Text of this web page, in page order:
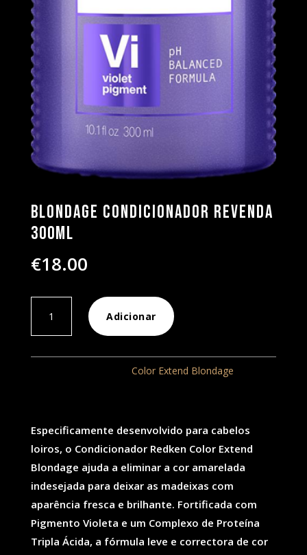
Blondage Condicionador Revenda
300ml
€18.00
Condicionador
Adicionar
Color Extend Blondage
Especificamente desenvolvido para cabelos
loiros, o Condicionador Redken Color Extend
Blondage ajuda a eliminar a cor amarelada
indesejada para deixar as madeixas com
aparência fresca e brilhante. Fortificada com
Pigmento Violeta e um Complexo de Proteína
Tripla Ácida, a fórmula leve e correctora de cor